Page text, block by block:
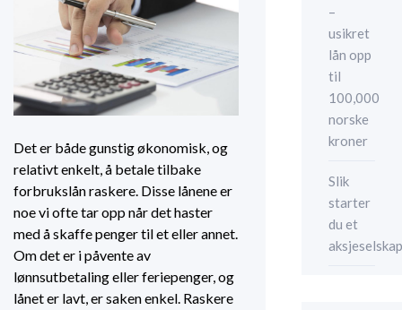
Det er både gunstig økonomisk, og
relativt enkelt, å betale tilbake
forbrukslån raskere. Disse lånene er
noe vi ofte tar opp når det haster
med å skaffe penger til et eller annet.
Om det er i påvente av
lønnsutbetaling eller feriepenger, og
lånet er lavt, er saken enkel. Raskere
–
usikret
lån opp
til
100,000
norske
kroner
Slik
starter
du et
aksjeselskap